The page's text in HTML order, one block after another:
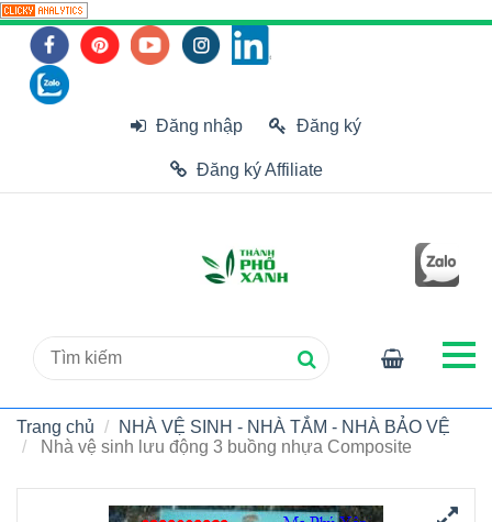
Đăng nhập Đăng ký
Đăng ký Affiliate
Trang chủ
NHÀ VỆ SINH - NHÀ TẮM - NHÀ BẢO VỆ
Nhà vệ sinh lưu động 3 buồng nhựa Composite